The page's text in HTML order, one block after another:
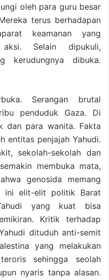
oleh para guru besar
terus berhadapan
keamanan yang
aksi. Selain dipukuli,
kerudungnya dibuka.
Serangan brutal
penduduk Gaza. Di
dan para wanita. Fakta
entitas penjajah Yahudi.
sekolah-sekolah dan
membuka mata,
genosida memang
ini elit-elit politik Barat
yang kuat bisa
Kritik terhadap
dituduh anti-semit
yang melakukan
sehingga seolah
nyaris tanpa alasan.